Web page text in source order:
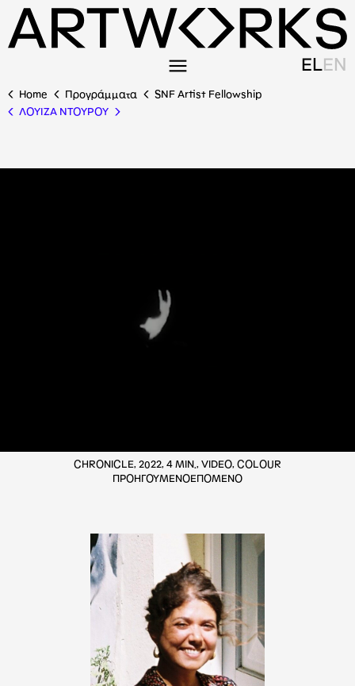
ELEN
Home Προγράμματα
SNF Artist Fellowship
ΛΟΥΙΖΑ ΝΤΟΥΡΟΥ
CHRONICLE, 2022, 4 MIN., VIDEO, COLOUR
ΠΡΟΗΓΟΥΜΕΝΟΕΠΟΜΕΝΟ